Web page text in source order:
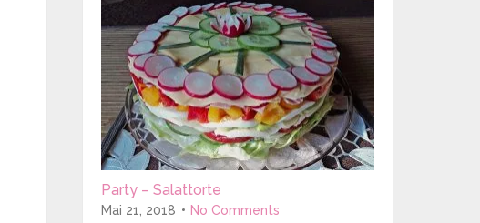
Party – Salattorte
Mai 21, 2018 No Comments